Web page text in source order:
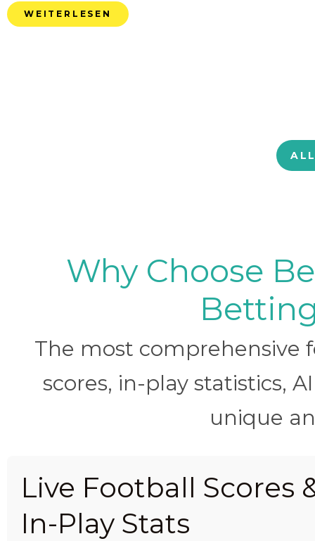
WEITERLESEN
Why Choose
The most
scores, in-play statistics,
unique
Live Football Scores
In-Play Stats